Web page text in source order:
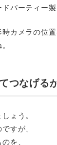
パーティー製
カメラの位
つなげる
ょう。
すが、
を、